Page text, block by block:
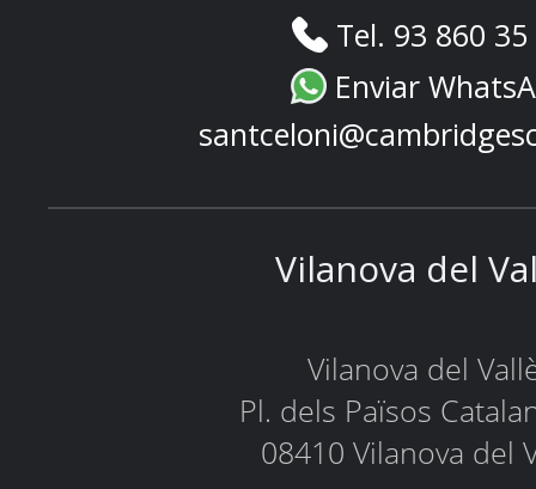
Tel. 93 860
Enviar
Vilanova del
Vilanova del
Pl. dels Països
08410 Vilanova del